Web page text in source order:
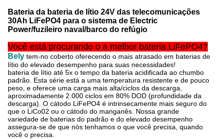
Bateria da bateria de lítio 24V das telecomunicações
30Ah LiFePO4 para o sistema de Electric
Power/fuzileiro naval/barco do refúgio
Você está procurando o a melhor bateria LiFePO4?
Bely tem-no coberto oferecendo o mais atrasado em baterias de
lítio do elevado desempenho para suas necessidades!
bateria de lítio até 5x o tempo da bateria acidificada ao chumbo
padrão. Esta série está a uma temperatura resistente e de pouco
peso, e oferece uma carga mais alta/ciclos da descarga,
aproximadamente 2.000 ciclos em 80% DOD (profundidade da
descarga). O cátodo LiFePO4 é intrinsecamente mais seguro do
que o LiCo02 ou o cátodo do manganês. Nossa grande
variedade de baterias do padrão e do elevado desempenho
assegura-se de que nós tenhamos o que você precisa, quando
você o precisa.